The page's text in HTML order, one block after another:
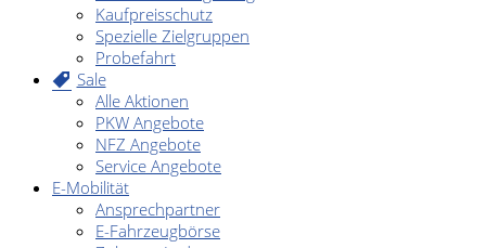
Kaufpreisschutz
Spezielle Zielgruppen
Probefahrt
Sale
Alle Aktionen
PKW Angebote
NFZ Angebote
Service Angebote
E-Mobilität
Ansprechpartner
E-Fahrzeugbörse